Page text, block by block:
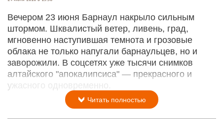
Вечером 23 июня Барнаул накрыло сильным
штормом. Шквалистый ветер, ливень, град,
мгновенно наступившая темнота и грозовые
облака не только напугали барнаульцев, но и
заворожили. В соцсетях уже тысячи снимков
алтайского "апокалипсиса" — прекрасного и
ужасного одновременно.
Читать полностью